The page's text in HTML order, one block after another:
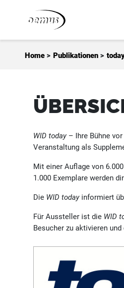
Home > Publikationen >
WID today– Ihre Bühne
Veranstaltung als
Mit einer Auflage von
1.000 Exemplare werden
Die WID todayinformiert
Für Aussteller ist die WID
Besucher zu aktivieren